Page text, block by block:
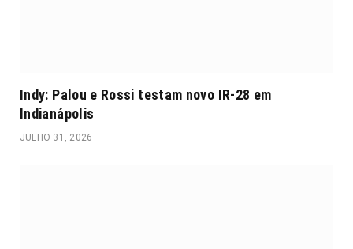
Indy: Palou e Rossi testam novo IR-28 em
Indianápolis
JULHO 31, 2026